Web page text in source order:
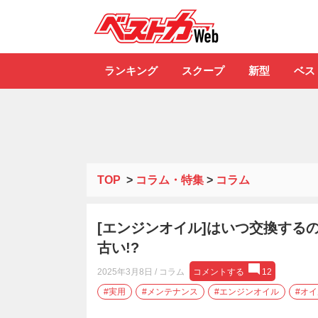
ランキング スクープ 新型 ベス
TOP > コラム・特集 > コラム
[エンジンオイル]はいつ交換する
古い!?
2025年3月8日 / コラム コメントする
12
#実用
#メンテナンス #エンジンオイル #オ